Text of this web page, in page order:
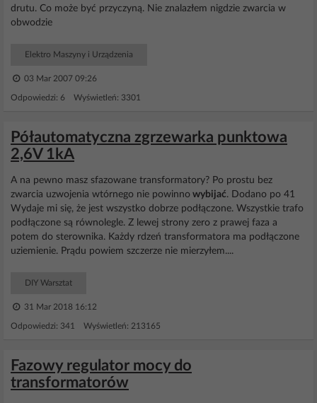
drutu. Co może być przyczyną. Nie znalazłem nigdzie zwarcia w
obwodzie
Elektro Maszyny i Urządzenia
03 Mar 2007 09:26
Odpowiedzi: 6 Wyświetleń: 3301
Półautomatyczna zgrzewarka punktowa
2,6V 1kA
A na pewno masz sfazowane transformatory? Po prostu bez
zwarcia uzwojenia wtórnego nie powinno wybijać. Dodano po 41
Wydaje mi się, że jest wszystko dobrze podłączone. Wszystkie trafo
podłączone są równolegle. Z lewej strony zero z prawej faza a
potem do sterownika. Każdy rdzeń transformatora ma podłączone
uziemienie. Prądu powiem szczerze nie mierzyłem....
DIY Warsztat
31 Mar 2018 16:12
Odpowiedzi: 341 Wyświetleń: 213165
Fazowy regulator mocy do
transformatorów